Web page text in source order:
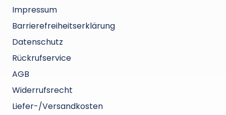
Impressum
Barrierefreiheitserklärung
Datenschutz
Rückrufservice
AGB
Widerrufsrecht
Liefer-/Versandkosten